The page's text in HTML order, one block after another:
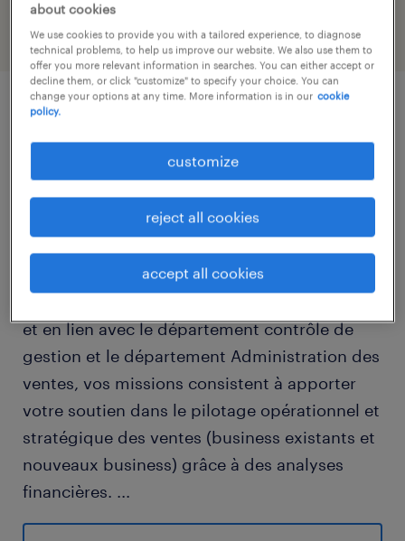
descriptif du poste
et en lien avec le département contrôle de
gestion et le département Administration des
ventes, vos missions consistent à apporter
votre soutien dans le pilotage opérationnel et
stratégique des ventes (business existants et
nouveaux business) grâce à des analyses
financières. ...
about cookies
We use cookies to provide you with a tailored experience, to diagnose
technical problems, to help us improve our website. We also use them to
offer you more relevant information in searches. You can either accept or
decline them, or click "customize" to specify your choice. You can
change your options at any time. More information is in our cookie
policy.
customize
reject all cookies
accept all cookies